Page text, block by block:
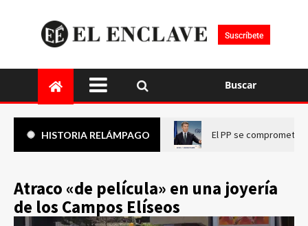
Suscríbete
Buscar
HISTORIA RELÁMPAGO El PP se compromete
Atraco «de película» en una joyería
de los Campos Elíseos